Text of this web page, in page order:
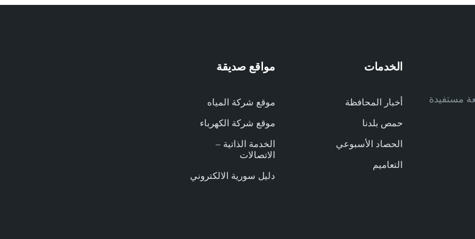
مستفيدة
الخدمات
أخبار المحافظة
حمص بلدنا
الحصاد الأسبوعي
التعاميم
مواقع صديقة
موقع شركة المياه
موقع شركة الكهرباء
الخدمة الذاتية –
الاتصالات
دليل سورية الالكتروني